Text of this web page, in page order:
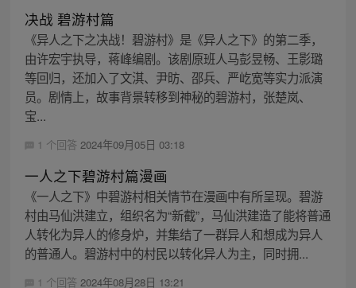
决战 碧游村篇
《异人之下之决战！碧游村》是《异人之下》的第二季，
由许宏宇执导，蒋峰编剧。该剧原班人马彭昱畅、王影璐
等回归，还加入了文淇、尹昉、邵兵、严屹宽等实力派演
员。剧情上，故事背景转移到神秘的碧游村，张楚岚、
宝...
1 个回答 2024年09月05日 03:18
一人之下碧游村篇漫画
《一人之下》中碧游村相关情节在漫画中有所呈现。碧游
村由马仙洪建立，组织名为“新截”，马仙洪建造了能将普通
人转化为异人的修身炉，并集结了一群异人和想成为异人
的普通人。碧游村中的村民以转化异人为主，同时拥...
1 个回答 2024年08月28日 13:21